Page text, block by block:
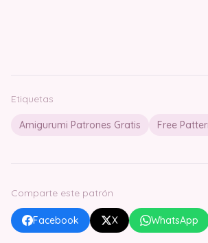
Etiquetas
Amigurumi Patrones Gratis Free
Comparte este patrón
Facebook X WhatsApp